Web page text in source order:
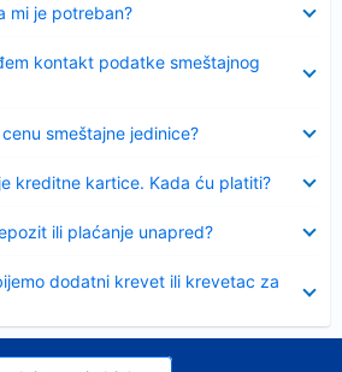
mi je potreban?
kontakt podatke smeštajnog
smeštajne jedinice?
kreditne kartice. Kada ću platiti?
ili plaćanje unapred?
dodatni krevet ili krevetac za